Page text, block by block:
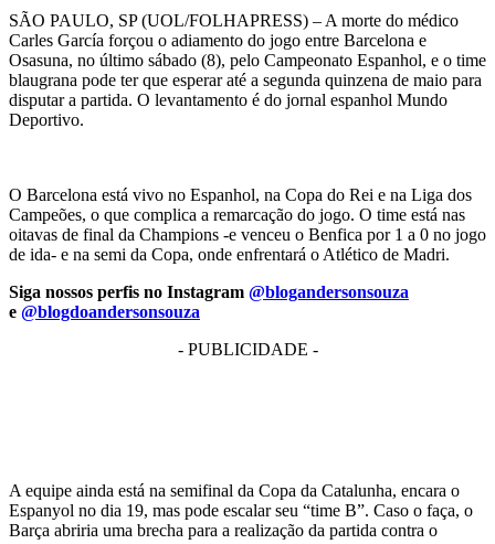
SÃO PAULO, SP (UOL/FOLHAPRESS) – A morte do médico
Carles García forçou o adiamento do jogo entre Barcelona e
Osasuna, no último sábado (8), pelo Campeonato Espanhol, e o time
blaugrana pode ter que esperar até a segunda quinzena de maio para
disputar a partida. O levantamento é do jornal espanhol Mundo
Deportivo.
O Barcelona está vivo no Espanhol, na Copa do Rei e na Liga dos
Campeões, o que complica a remarcação do jogo. O time está nas
oitavas de final da Champions -e venceu o Benfica por 1 a 0 no jogo
de ida- e na semi da Copa, onde enfrentará o Atlético de Madri.
Siga nossos perfis no Instagram @blogandersonsouza
e @blogdoandersonsouza
- PUBLICIDADE -
A equipe ainda está na semifinal da Copa da Catalunha, encara o
Espanyol no dia 19, mas pode escalar seu “time B”. Caso o faça, o
Barça abriria uma brecha para a realização da partida contra o